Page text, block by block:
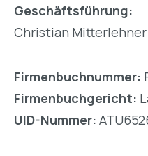
Geschäftsführung:
Christian Mitterlehner
Firmenbuchnummer:
Firmenbuchgericht:
UID-Nummer: